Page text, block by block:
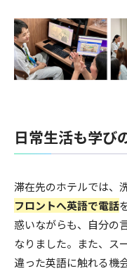
日常生活も学び
滞在先のホテルでは、
フロントへ英語で電話
惑いながらも、自分の
なりました。また、ス
違った英語に触れる機